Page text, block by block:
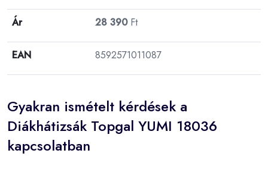
Ár 28 390Ft
EAN 8592571011087
Gyakran ismételt kérdések a
Diákhátizsák Topgal YUMI 18036
kapcsolatban